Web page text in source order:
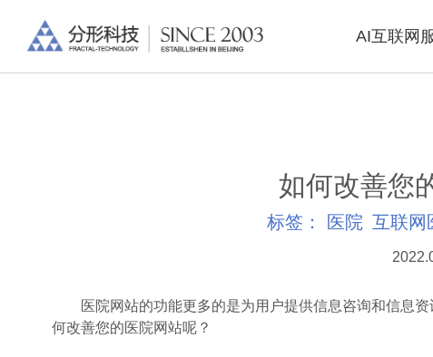
AI互联网
如何改善您
标签： 医院 互联网
医院网站的功能更多的是为用户提供信息咨询和信息资
何改善您的医院网站呢？